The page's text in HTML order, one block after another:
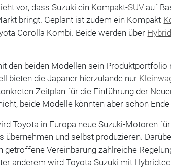
vor, dass Suzuki ein Kompakt-SUV auf
bringt. Geplant ist zudem ein Kompakt-
Corolla Kombi. Beide werden über
den beiden Modellen sein Produktportfolio
bieten die Japaner hierzulande nur
Zeitplan für die Einführung der
beide Modelle könnten aber schon
Toyota in Europa neue Suzuki-Motoren
übernehmen und selbst produzieren.
getroffene Vereinbarung zahlreiche
anderem wird Toyota Suzuki mit